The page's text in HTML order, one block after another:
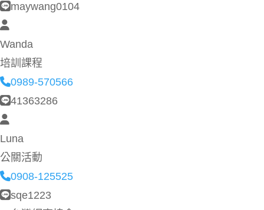
maywang0104
Wanda
培訓課程
0989-570566
41363286
Luna
公關活動
0908-125525
sqe1223